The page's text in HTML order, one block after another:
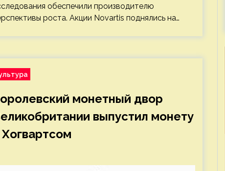
обеспечили производителю
роста. Акции Novartis поднялись на…
монетный двор
выпустил монету
Хогвартсом